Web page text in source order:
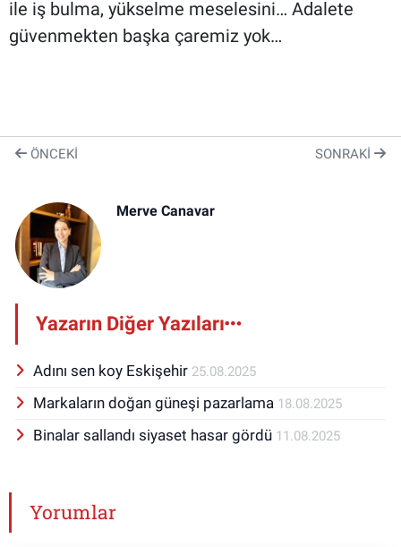
ile iş bulma, yükselme meselesini… Adalete
güvenmekten başka çaremiz yok…
ÖNCEKI SONRAKI
Merve Canavar
Yazarın Diğer Yazıları
Adını sen koy Eskişehir 25.08.2025
Markaların doğan güneşi pazarlama 18.08.2025
Binalar sallandı siyaset hasar gördü 11.08.2025
Yorumlar